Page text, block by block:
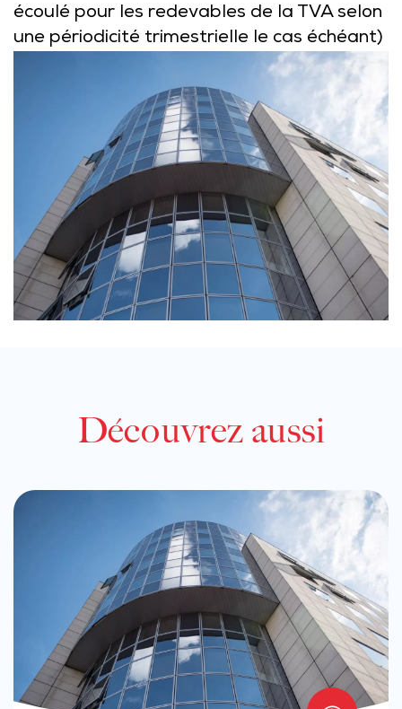
écoulé pour les redevables de la TVA selon
une périodicité trimestrielle le cas échéant)
Découvrez aussi